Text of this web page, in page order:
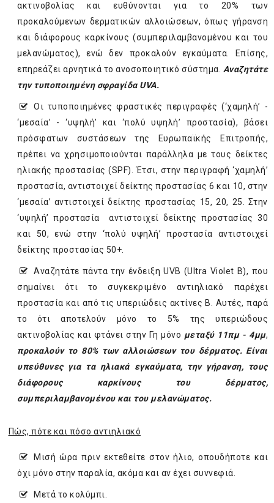
ακτινοβολίας και ευθύνονται για το 20% των
προκαλούμενων δερματικών αλλοιώσεων, όπως γήρανση
και διάφορους καρκίνους (συμπεριλαμβανομένου και του
μελανώματος), ενώ δεν προκαλούν εγκαύματα. Επίσης,
επηρεάζει αρνητικά το ανοσοποιητικό σύστημα. Αναζητάτε
την τυποποιημένη σφραγίδα UVA.
Οι τυποποιημένες φραστικές περιγραφές (‘χαµηλή’ -
‘µεσαία’ - ‘υψηλή’ και ‘πολύ υψηλή’ προστασία), βάσει
πρόσφατων συστάσεων της Ευρωπαϊκής Επιτροπής,
πρέπει να χρησιμοποιούνται παράλληλα µε τους δείκτες
ηλιακής προστασίας (SPF). Έτσι, στην περιγραφή ‘χαµηλή’
προστασία, αντιστοιχεί δείκτης προστασίας 6 και 10, στην
‘µεσαία’ αντιστοιχεί δείκτης προστασίας 15, 20, 25. Στην
‘υψηλή’ προστασία αντιστοιχεί δείκτης προστασίας 30
και 50, ενώ στην ‘πολύ υψηλή’ προστασία αντιστοιχεί
δείκτης προστασίας 50+.
Aναζητάτε πάντα την ένδειξη UVB (Ultra Violet B), που
σημαίνει ότι το συγκεκριμένο αντιηλιακό παρέχει
προστασία και από τις υπεριώδεις ακτίνες Β. Αυτές, παρά
το ότι αποτελούν μόνο το 5% της υπεριώδους
ακτινοβολίας και φτάνει στην Γη μόνο μεταξύ 11πμ - 4μμ,
προκαλούν το 80% των αλλοιώσεων του δέρματος. Είναι
υπεύθυνες για τα ηλιακά εγκαύματα, την γήρανση, τους
διάφορους καρκίνους του δέρματος,
συμπεριλαμβανομένου και του μελανώματος.
Πώς, πότε και πόσο αντιηλιακό
Μισή ώρα πριν εκτεθείτε στον ήλιο, οπουδήποτε και
όχι μόνο στην παραλία, ακόμα και αν έχει συννεφιά.
Μετά το κολύμπι.